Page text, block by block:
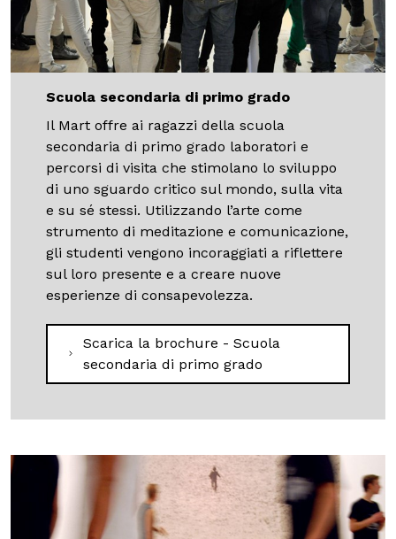
Scuola secondaria di primo grado
Il Mart offre ai ragazzi della scuola
secondaria di primo grado laboratori e
percorsi di visita che stimolano lo sviluppo
di uno sguardo critico sul mondo, sulla vita
e su sé stessi. Utilizzando l’arte come
strumento di meditazione e comunicazione,
gli studenti vengono incoraggiati a riflettere
sul loro presente e a creare nuove
esperienze di consapevolezza.
Scarica la brochure - Scuola
secondaria di primo grado